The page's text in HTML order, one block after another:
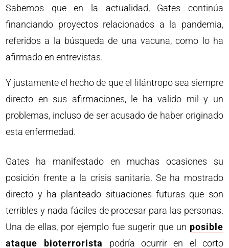
Sabemos que en la actualidad, Gates continúa
financiando proyectos relacionados a la pandemia,
referidos a la búsqueda de una vacuna, como lo ha
afirmado en entrevistas.
Y justamente el hecho de que el filántropo sea siempre
directo en sus afirmaciones, le ha valido mil y un
problemas, incluso de ser acusado de haber originado
esta enfermedad.
Gates ha manifestado en muchas ocasiones su
posición frente a la crisis sanitaria. Se ha mostrado
directo y ha planteado situaciones futuras que son
terribles y nada fáciles de procesar para las personas.
Una de ellas, por ejemplo fue sugerir que un posible
ataque bioterrorista
podría ocurrir en el corto